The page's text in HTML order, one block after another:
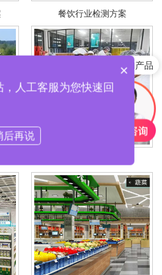
餐饮行业检测方案
快速咨询产品
×
人工客服为您快速回
后再说